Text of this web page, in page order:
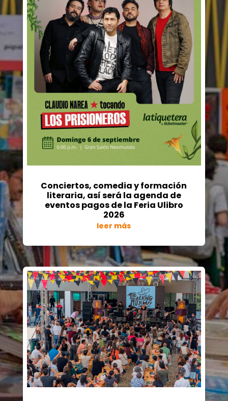
Conciertos, comedia y formación
literaria, así será la agenda de
eventos pagos de la Feria Ulibro
2026
leer más